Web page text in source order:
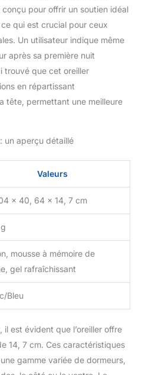
une fermeté
moyenne et différents
l'oreiller est idéal
pour les personnes
dormant sur le ventre et
dos, offrant un soutien
sans
le confort.
forme : la combinaison
à mémoire de
forme s'adapte à votre
répartissant
la
et réduisant
l'inconfort aux points de
réveil rafraîchi.
hypoallergéniques et
à mémoire de
certifiée CertiPUR-
US et de gel certifié
Oeko-Tex, cet oreiller est
toxique, inodore et
hypoallergénique, offrant
pour offrir un soutien idéal
qui est crucial pour ceux
Un utilisateur indique même
après sa première nuit
trouvé que cet oreiller
en répartissant
tête, permettant une meilleure
un aperçu détaillé
Valeurs
x 40, 64 x 14, 7 cm
mousse à mémoire de
gel rafraîchissant
Bleu
il est évident que l’oreiller offre
14, 7 cm. Ces caractéristiques
gamme variée de dormeurs,